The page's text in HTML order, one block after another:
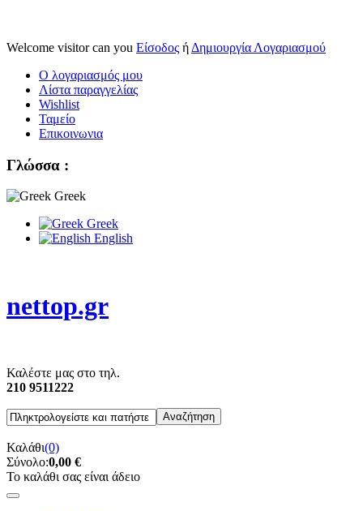
Welcome visitor can you Είσοδος ή Δημιουργία Λογαριασμού
Ο λογαριασμός μου
Λίστα παραγγελίας
Wishlist
Ταμείο
Επικοινωνια
Γλώσσα :
Greek
Greek
English
nettop.gr
Καλέστε μας στο τηλ.
210 9511222
Καλάθι(0)
Σύνολο:0,00 €
Το καλάθι σας είναι άδειο